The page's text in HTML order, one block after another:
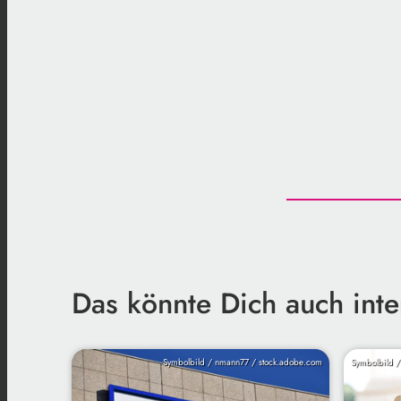
Das könnte Dich auch
Symbolbild / nmann77 / stock.adobe.com
Symbolbild